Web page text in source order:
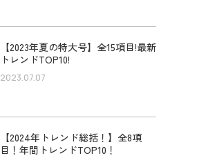
【2023年夏の特大号】全15項目!最新
トレンドTOP10!
2023.07.07
【2024年トレンド総括！】全8項
目！年間トレンドTOP10！